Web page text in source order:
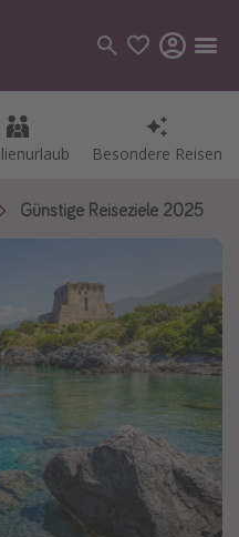
Besondere Reisen
Besondere Reisen
Günstige Reiseziele 2025